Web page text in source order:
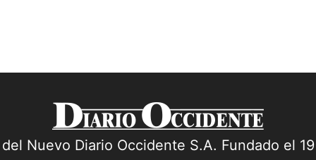
Nuevo Diario Occidente S.A. Fundado el